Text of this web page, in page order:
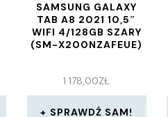
SAMSUNG GALAXY
TAB A8 2021 10,5″
WIFI 4/128GB SZARY
(SM-X200NZAFEUE)
1 178,00ZŁ
SPRAWDŹ SAM!